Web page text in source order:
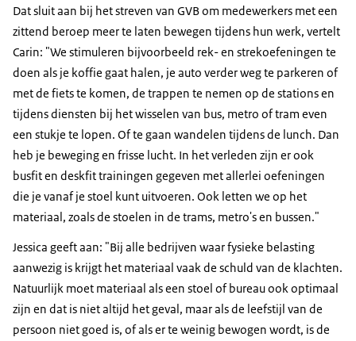
Dat sluit aan bij het streven van GVB om medewerkers met een
zittend beroep meer te laten bewegen tijdens hun werk, vertelt
Carin: "We stimuleren bijvoorbeeld rek- en strekoefeningen te
doen als je koffie gaat halen, je auto verder weg te parkeren of
met de fiets te komen, de trappen te nemen op de stations en
tijdens diensten bij het wisselen van bus, metro of tram even
een stukje te lopen. Of te gaan wandelen tijdens de lunch. Dan
heb je beweging en frisse lucht. In het verleden zijn er ook
busfit en deskfit trainingen gegeven met allerlei oefeningen
die je vanaf je stoel kunt uitvoeren. Ook letten we op het
materiaal, zoals de stoelen in de trams, metro's en bussen."
Jessica geeft aan: "Bij alle bedrijven waar fysieke belasting
aanwezig is krijgt het materiaal vaak de schuld van de klachten.
Natuurlijk moet materiaal als een stoel of bureau ook optimaal
zijn en dat is niet altijd het geval, maar als de leefstijl van de
persoon niet goed is, of als er te weinig bewogen wordt, is de